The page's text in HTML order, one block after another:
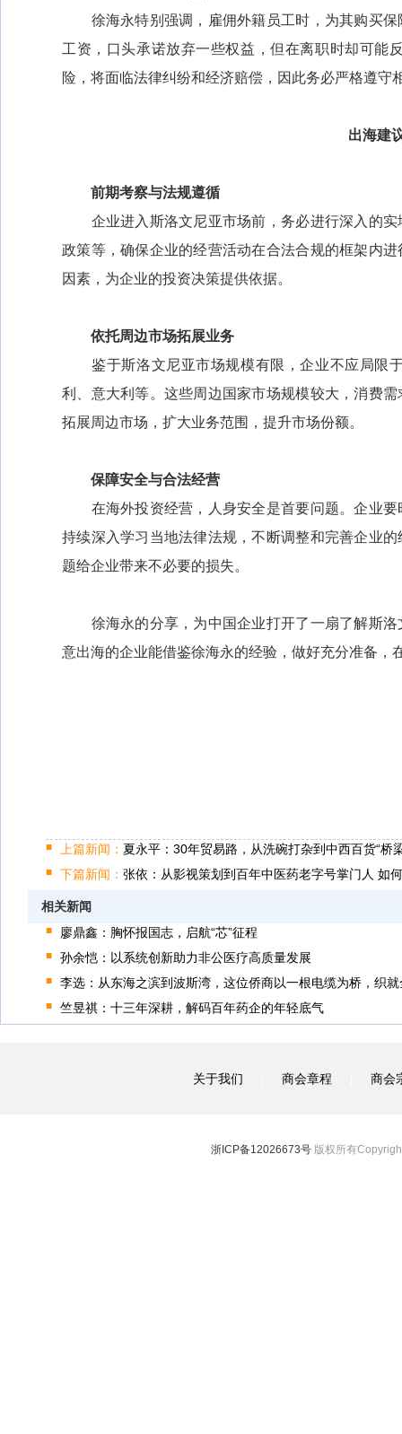
徐海永特别强调，雇佣外籍员工时，为其购买保
工资，口头承诺放弃一些权益，但在离职时却可能
险，将面临法律纠纷和经济赔偿，因此务必严格遵守
出海建
前期考察与法规遵循
企业进入斯洛文尼亚市场前，务必进行深入的实
政策等，确保企业的经营活动在合法合规的框架内
因素，为企业的投资决策提供依据。
依托周边市场拓展业务
鉴于斯洛文尼亚市场规模有限，企业不应局限于
利、意大利等。这些周边国家市场规模较大，消费
拓展周边市场，扩大业务范围，提升市场份额。
保障安全与合法经营
在海外投资经营，人身安全是首要问题。企业要
持续深入学习当地法律法规，不断调整和完善企业
题给企业带来不必要的损失。
徐海永的分享，为中国企业打开了一扇了解斯洛
意出海的企业能借鉴徐海永的经验，做好充分准备，
上篇新闻： 夏永平：30年贸易路，从洗碗打杂到中西百货“桥
下篇新闻： 张依：从影视策划到百年中医药老字号掌门人 如
相关新闻
廖鼎鑫：胸怀报国志，启航“芯”征程
孙余恺：以系统创新助力非公医疗高质量发展
李选：从东海之滨到波斯湾，这位侨商以一根电缆为桥，织
竺昱祺：十三年深耕，解码百年药企的年轻底气
关于我们 商会章程 商会
浙ICP备12026673号 版权所有